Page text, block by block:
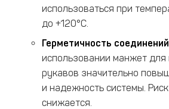
использоваться при
до +120°C.
Герметичность соединений
использовании манжет для
рукавов значительно
и надежность системы.
снижается.